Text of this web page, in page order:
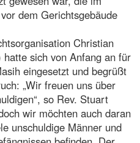
dem Gerichtsgebäude
Christian
sich von Anfang an für
eingesetzt und begrüßt
„Wir freuen uns über
so Rev. Stuart
wir möchten auch daran
unschuldige Männer und